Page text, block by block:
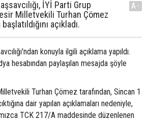
İYİ Parti Grup
Milletvekili Turhan Çömez
açıkladı.
A-
konuyla ilgili açıklama yapıldı.
hesabından paylaşılan mesajda şöyle
Turhan Çömez tarafından, Sincan 1
dair yapılan açıklamaları nedeniyle,
TCK 217/A maddesinde düzenlenen